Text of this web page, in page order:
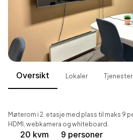
Oversikt Lokaler Tjenester
Møterom i 2. etasje med plass til maks 9
HDMI, webkamera og whiteboard.
20 kvm
9 personer